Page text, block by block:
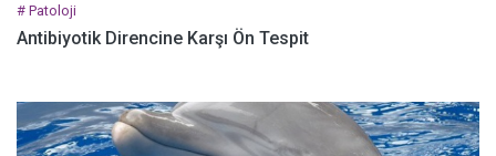
# Patoloji
Antibiyotik Direncine Karşı Ön Tespit